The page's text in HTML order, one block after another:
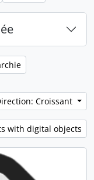
Croissant
with digital objects